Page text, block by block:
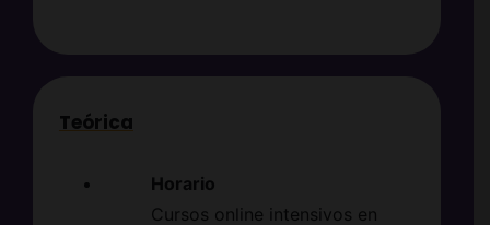
Teórica
Horario
Cursos online intensivos en